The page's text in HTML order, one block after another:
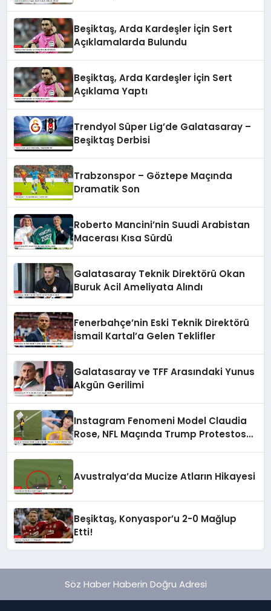
Beşiktaş, Arda Kardeşler İçin Sert
Açıklamalarda Bulundu
Beşiktaş, Arda Kardeşler İçin Sert
Açıklama Yaptı
Trendyol Süper Lig’de Galatasaray –
Beşiktaş Derbisi
Trabzonspor – Göztepe Maçında
Dramatik Son
Roberto Mancini’nin Suudi Arabistan
Macerası Kısa Sürdü
Galatasaray Teknik Direktörü Okan
Buruk Acil Ameliyata Alındı
Fenerbahçe’nin Eski Teknik Direktörü
İsmail Kartal’a Gelen Teklifler
Galatasaray ve TFF Arasındaki Yunus
Akgün Gerilimi
Instagram Fenomeni Model Claudia
Rose, NFL Maçında Trump Protestosu
Avustralya’da Mucize Atların Hikayesi
Beşiktaş, Konyaspor’u 2-0 Mağlup
Etti!
Söz Haber Haberin Doğru Adresi